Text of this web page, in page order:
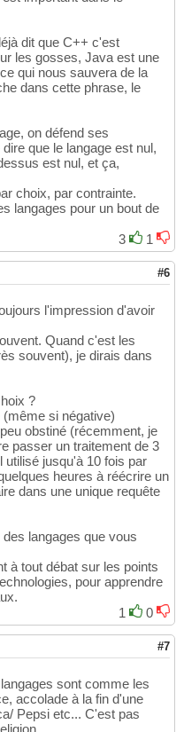
dit que C++ c'est
les gosses, Java est une
qui nous sauvera de la
dans cette phrase, le
on défend ses
que le langage est nul,
est nul, et ça,
choix, par contrainte.
langages pour un bout de
3
1
#6
l'impression d'avoir
Quand c'est les
souvent), je dirais dans
?
si négative)
obstiné (récemment, je
passer un traitement de 3
utilisé jusqu'à 10 fois par
heures à réécrire un
dans une unique requête
langages que vous
à tout débat sur les points
pour apprendre
1
0
#7
sont comme les
accolade à la fin d'une
Pepsi etc... C'est pas